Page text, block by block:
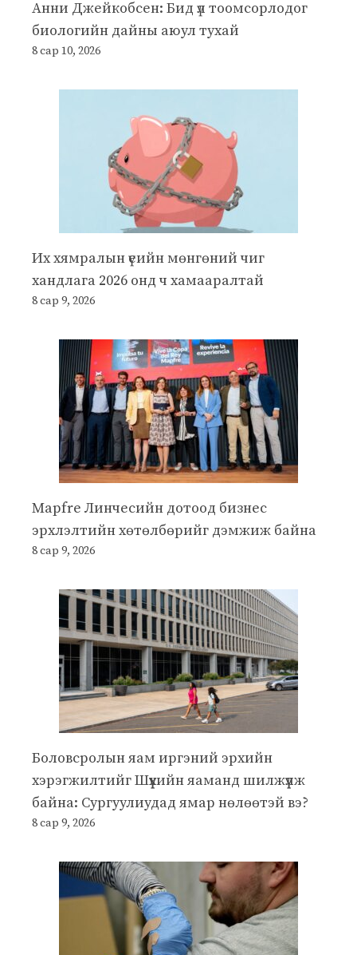
Анни Джейкобсен: Бид үл тоомсорлодог
биологийн дайны аюул тухай
8 сар 10, 2026
Их хямралын үеийн мөнгөний чиг
хандлага 2026 онд ч хамааралтай
8 сар 9, 2026
Mapfre Линчесийн дотоод бизнес
эрхлэлтийн хөтөлбөрийг дэмжиж байна
8 сар 9, 2026
Боловсролын яам иргэний эрхийн
хэрэгжилтийг Шүүхийн яаманд шилжүүлж
байна: Сургуулиудад ямар нөлөөтэй вэ?
8 сар 9, 2026